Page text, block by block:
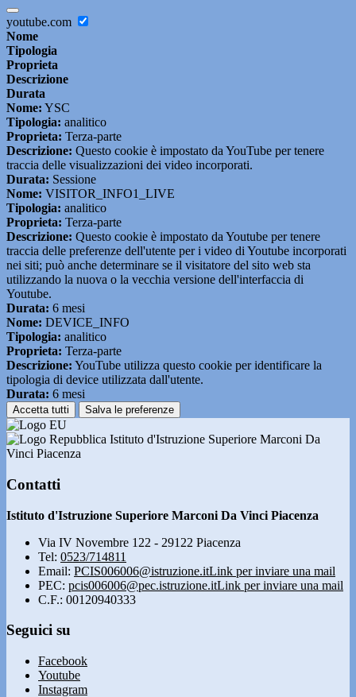
youtube.com
Nome
Tipologia
Proprieta
Descrizione
Durata
Nome: YSC
Tipologia: analitico
Proprieta: Terza-parte
Descrizione: Questo cookie è impostato da YouTube per tenere
traccia delle visualizzazioni dei video incorporati.
Durata: Sessione
Nome: VISITOR_INFO1_LIVE
Tipologia: analitico
Proprieta: Terza-parte
Descrizione: Questo cookie è impostato da Youtube per tenere
traccia delle preferenze dell'utente per i video di Youtube incorporati
nei siti; può anche determinare se il visitatore del sito web sta
utilizzando la nuova o la vecchia versione dell'interfaccia di
Youtube.
Durata: 6 mesi
Nome: DEVICE_INFO
Tipologia: analitico
Proprieta: Terza-parte
Descrizione: YouTube utilizza questo cookie per identificare la
tipologia di device utilizzata dall'utente.
Durata: 6 mesi
Accetta tutti Salva le preferenze
Istituto d'Istruzione Superiore Marconi Da
Vinci Piacenza
Contatti
Istituto d'Istruzione Superiore Marconi Da Vinci Piacenza
Via IV Novembre 122 - 29122 Piacenza
Tel: 0523/714811
Email: PCIS006006@istruzione.itLink per inviare una mail
PEC: pcis006006@pec.istruzione.itLink per inviare una mail
C.F.: 00120940333
Seguici su
Facebook
Youtube
Instagram